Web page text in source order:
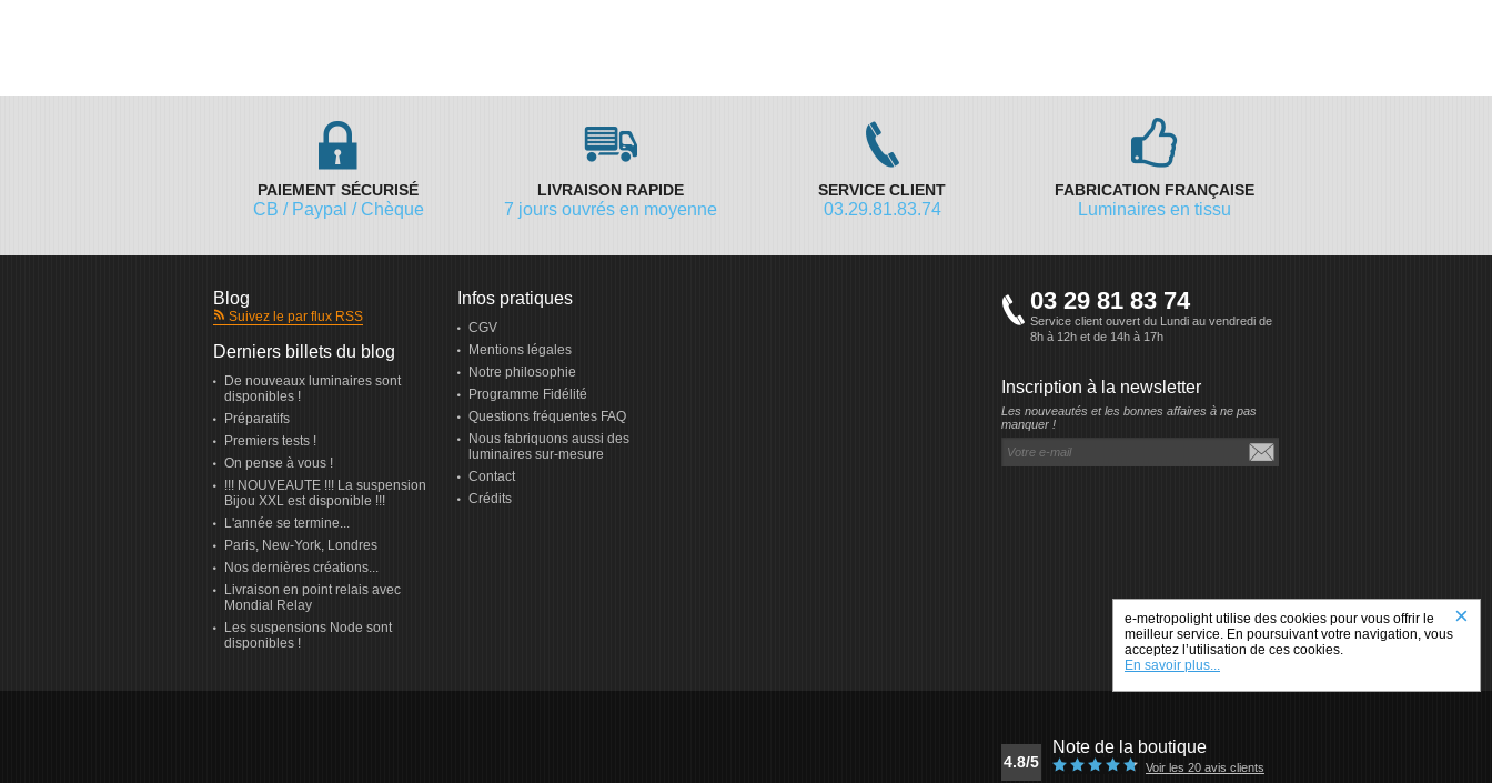
×
e-metropolight utilise des cookies pour vous offrir le
meilleur service. En poursuivant votre navigation, vous
acceptez l’utilisation de ces cookies.
En savoir plus...
PAIEMENT SÉCURISÉ
CB / Paypal / Chèque
LIVRAISON RAPIDE
7 jours ouvrés en moyenne
SERVICE CLIENT
03.29.81.83.74
FABRICATION FRANÇAISE
Luminaires en tissu
Blog
Suivez le par flux RSS
Derniers billets du blog
De nouveaux luminaires sont
disponibles !
Préparatifs
Premiers tests !
On pense à vous !
!!! NOUVEAUTE !!! La suspension
Bijou XXL est disponible !!!
L'année se termine...
Paris, New-York, Londres
Nos dernières créations...
Livraison en point relais avec
Mondial Relay
Les suspensions Node sont
disponibles !
Infos pratiques
CGV
Mentions légales
Notre philosophie
Programme Fidélité
Questions fréquentes FAQ
Nous fabriquons aussi des
luminaires sur-mesure
Contact
Crédits
03 29 81 83 74
Service client ouvert du Lundi au vendredi de
8h à 12h et de 14h à 17h
Inscription à la newsletter
Les nouveautés et les bonnes affaires à ne pas
manquer !
Note de la boutique
Voir les 20 avis clients
4.8/5